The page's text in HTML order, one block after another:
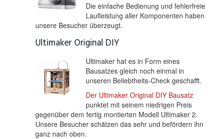
Die einfache Bedienung und fehlerfreie
Laufleistung aller Komponenten haben
unsere Besucher überzeugt.
Ultimaker Original DIY
Ultimaker hat es in Form eines
Bausatzes gleich noch einmal in
unseren Beliebtheits-Check geschafft.
Der Ultimaker Original DIY Bausatz
punktet mit seinem niedrigen Preis
gegenüber dem fertig montierten Modell Ultimaker 2.
Unsere Besucher schätzen das sehr und befördern ihn
ganz nach oben.